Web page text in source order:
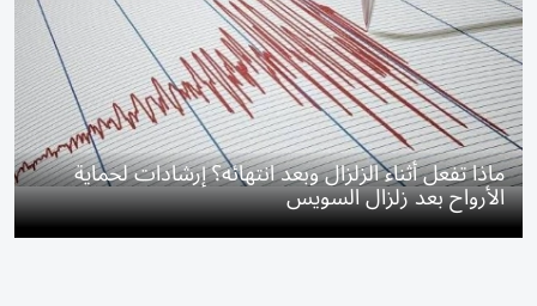
ماذا تفعل أثناء الزلزال وبعد انتهائه؟ إرشادات لحماية
الأرواح بعد زلزال السويس